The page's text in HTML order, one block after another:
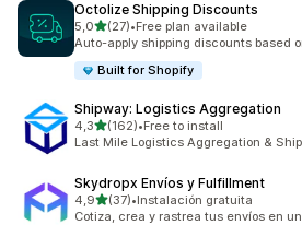
Octolize Shipping Discounts
5,0z 5 hvězd
(27)
Celkový počet recenzí: 27
•Free plan available
Auto-apply shipping discounts based
Built for Shopify
Shipway: Logistics Aggregation
4,3z 5 hvězd
(162)
Celkový počet recenzí: 162
•Free to install
Last Mile Logistics Aggregation &
Skydropx Envíos y Fulfillment
4,9z 5 hvězd
(37)
Celkový počet recenzí: 37
•Instalación gratuita
Cotiza, crea y rastrea tus envíos en